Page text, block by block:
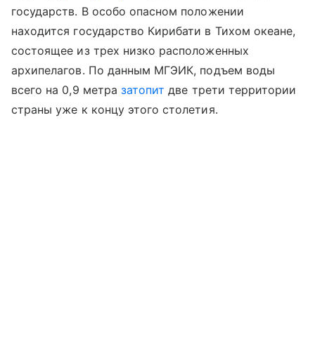
государств. В особо опасном положении
находится государство Кирибати в Тихом океане,
состоящее из трех низко расположенных
архипелагов. По данным МГЭИК, подъем воды
всего на 0,9 метра затопит две трети территории
страны уже к концу этого столетия.